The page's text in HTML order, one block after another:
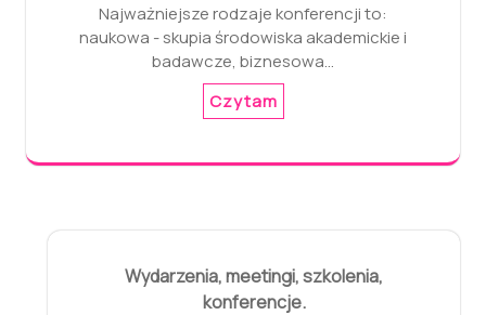
Najważniejsze rodzaje konferencji to:
naukowa - skupia środowiska akademickie i
badawcze, biznesowa…
Czytam
Wydarzenia, meetingi, szkolenia,
konferencje.